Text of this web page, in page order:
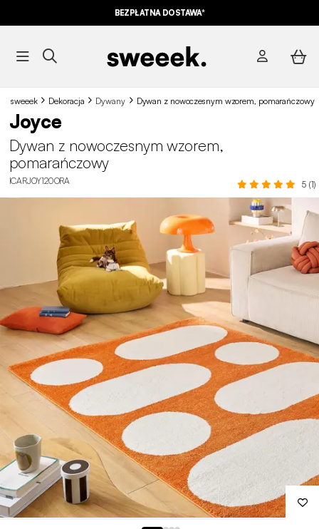
BEZPŁATNA DOSTAWA*
sweeek Dekoracja Dywany Dywan z nowoczesnym wzorem, pomarańczowy
Joyce
Dywan z nowoczesnym wzorem,
pomarańczowy
ICARJOY120ORA 5 (1)